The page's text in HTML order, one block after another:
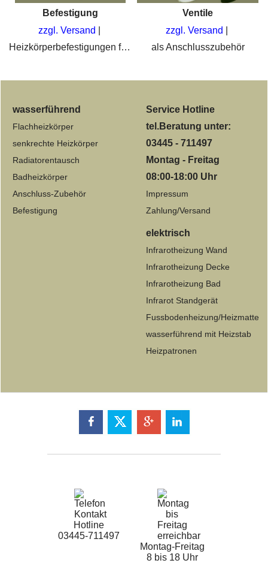
Befestigung
zzgl. Versand
Heizkörperbefestigungen für Wand oder Fussboden. Wandschienen, Bohrkonsolen, Standkonsolen oder Laschenset
Ventile
zzgl. Versand
als Anschlusszubehör
Service Hotline
tel.Beratung unter:
03445 - 711497
Montag - Freitag
08:00-18:00 Uhr
Impressum
Zahlung/Versand
wasserführend
Flachheizkörper
senkrechte Heizkörper
Radiatorentausch
Badheizkörper
Anschluss-Zubehör
Befestigung
elektrisch
Infrarotheizung Wand
Infrarotheizung Decke
Infrarotheizung Bad
Infrarot Standgerät
Fussbodenheizung/Heizmatte
wasserführend mit Heizstab
Heizpatronen
Hotline
03445-711497
Montag-Freitag
8 bis 18 Uhr